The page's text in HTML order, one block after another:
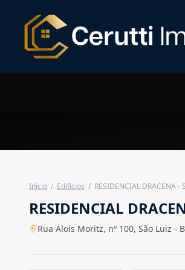
Início / Edifícios / RESIDENCIAL DRACENA -
RESIDENCIAL
Rua Alois Moritz, nº 100, São Luiz -